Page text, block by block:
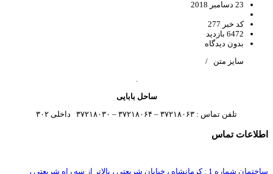
23 دسامبر 2018
کد خبر 277
6472 بازدید
بدون دیدگاه
سایز متن
/
.
ساحل بابایی
تلفن تماس : ۳۷۲۱۸۰۶۳ – ۳۷۲۱۸۰۶۴ – ۳۷۲۱۸۰۳۰ داخلی ۳۰۲
اطلاعات تماس
ساختمان شماره 1 : کرمانشاه ، خیابان شریعتی ، بالاتر از سه راه شریعتی ،